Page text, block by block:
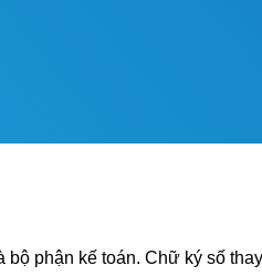
phận kế toán. Chữ ký số